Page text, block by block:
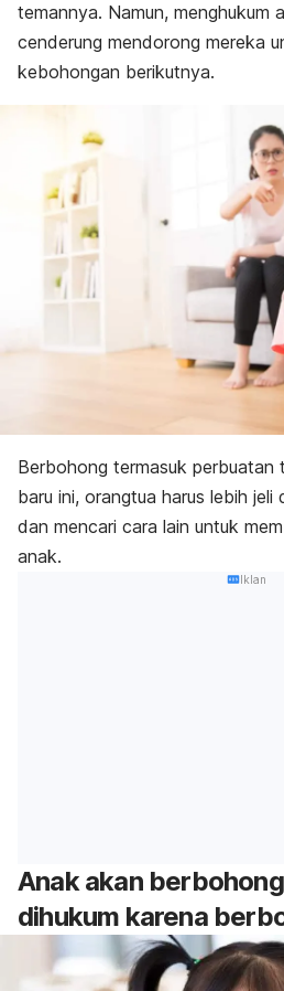
temannya. Namun, menghukum
cenderung mendorong mereka
kebohongan berikutnya.
Berbohong termasuk perbuatan
baru ini, orangtua harus lebih jeli
dan mencari cara lain untuk
anak.
Iklan
Anak akan
dihukum karena